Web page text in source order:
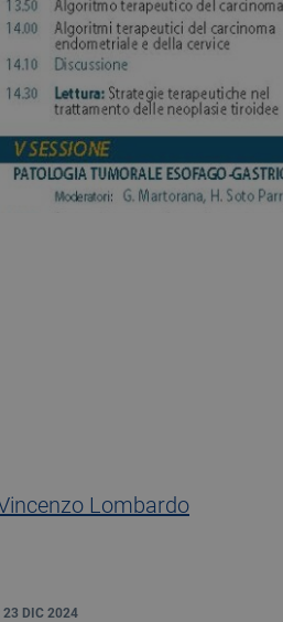
Lombardo
23 DIC 2024